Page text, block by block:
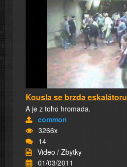
Kousla se brzda eskalátoru
A je z toho hromada.
common
3266x
14
Video / Zbytky
01/03/2011